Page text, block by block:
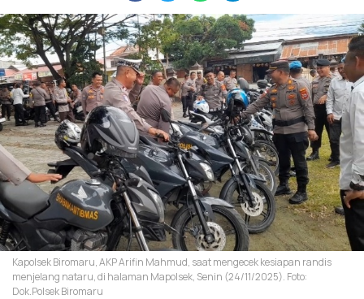
Kapolsek Biromaru, AKP Arifin Mahmud, saat mengecek kesiapan randis
menjelang nataru, di halaman Mapolsek, Senin (24/11/2025). Foto:
Dok.Polsek Biromaru